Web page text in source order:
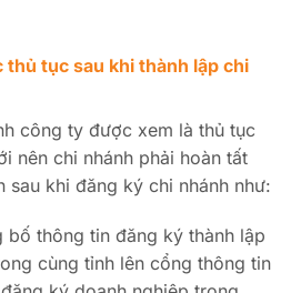
thủ tục sau khi thành lập chi
công ty được xem là thủ tục
nên chi nhánh phải hoàn tất
sau khi đăng ký chi nhánh như:
bố thông tin đăng ký thành lập
cùng tỉnh lên cổng thông tin